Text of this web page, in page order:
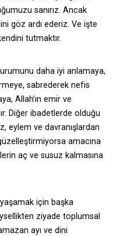
sanırız. Ancak
göz ardı ederiz. Ve işte
tutmaktır.
daha iyi anlamaya,
sabrederek nefis
Allah’ın emir ve
Diğer ibadetlerde olduğu
eylem ve davranışlardan
amacına
aç ve susuz kalmasına
için başka
ziyade toplumsal
ayı ve dini